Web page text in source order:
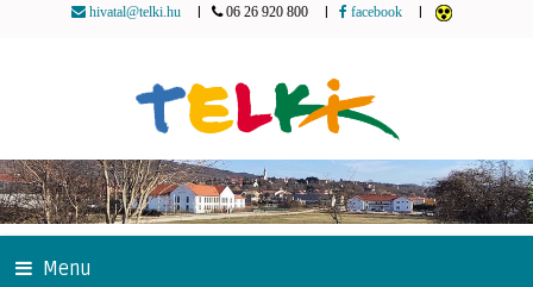
hivatal@telki.hu 06 26 920 800 facebook
Menu